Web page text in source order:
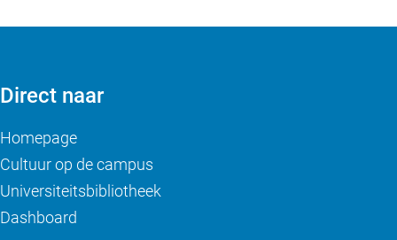
Direct naar
Homepage
Cultuur op de campus
Universiteitsbibliotheek
Dashboard